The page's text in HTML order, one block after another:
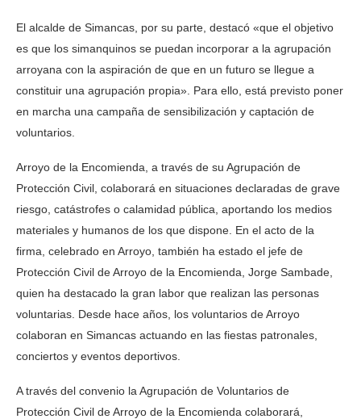
El alcalde de Simancas, por su parte, destacó «que el objetivo
es que los simanquinos se puedan incorporar a la agrupación
arroyana con la aspiración de que en un futuro se llegue a
constituir una agrupación propia». Para ello, está previsto poner
en marcha una campaña de sensibilización y captación de
voluntarios.
Arroyo de la Encomienda, a través de su Agrupación de
Protección Civil, colaborará en situaciones declaradas de grave
riesgo, catástrofes o calamidad pública, aportando los medios
materiales y humanos de los que dispone. En el acto de la
firma, celebrado en Arroyo, también ha estado el jefe de
Protección Civil de Arroyo de la Encomienda, Jorge Sambade,
quien ha destacado la gran labor que realizan las personas
voluntarias. Desde hace años, los voluntarios de Arroyo
colaboran en Simancas actuando en las fiestas patronales,
conciertos y eventos deportivos.
A través del convenio la Agrupación de Voluntarios de
Protección Civil de Arroyo de la Encomienda colaborará,